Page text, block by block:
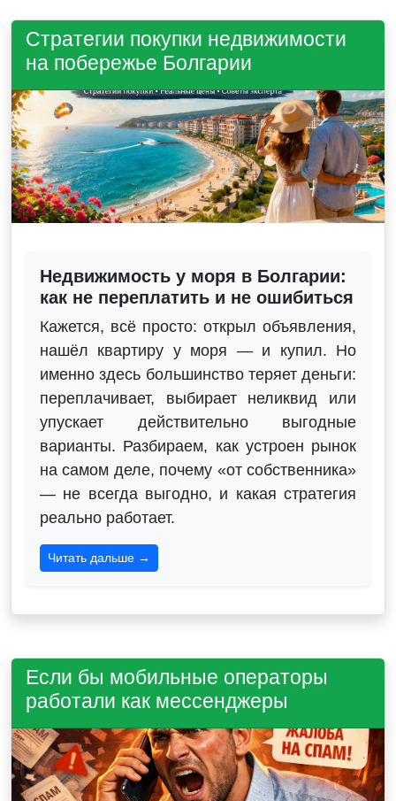
Стратегии покупки недвижимости
на побережье Болгарии
Недвижимость у моря в Болгарии:
как не переплатить и не ошибиться
Кажется, всё просто: открыл объявления,
нашёл квартиру у моря — и купил. Но
именно здесь большинство теряет деньги:
переплачивает, выбирает неликвид или
упускает действительно выгодные
варианты. Разбираем, как устроен рынок
на самом деле, почему «от собственника»
— не всегда выгодно, и какая стратегия
реально работает.
Читать дальше →
Если бы мобильные операторы
работали как мессенджеры